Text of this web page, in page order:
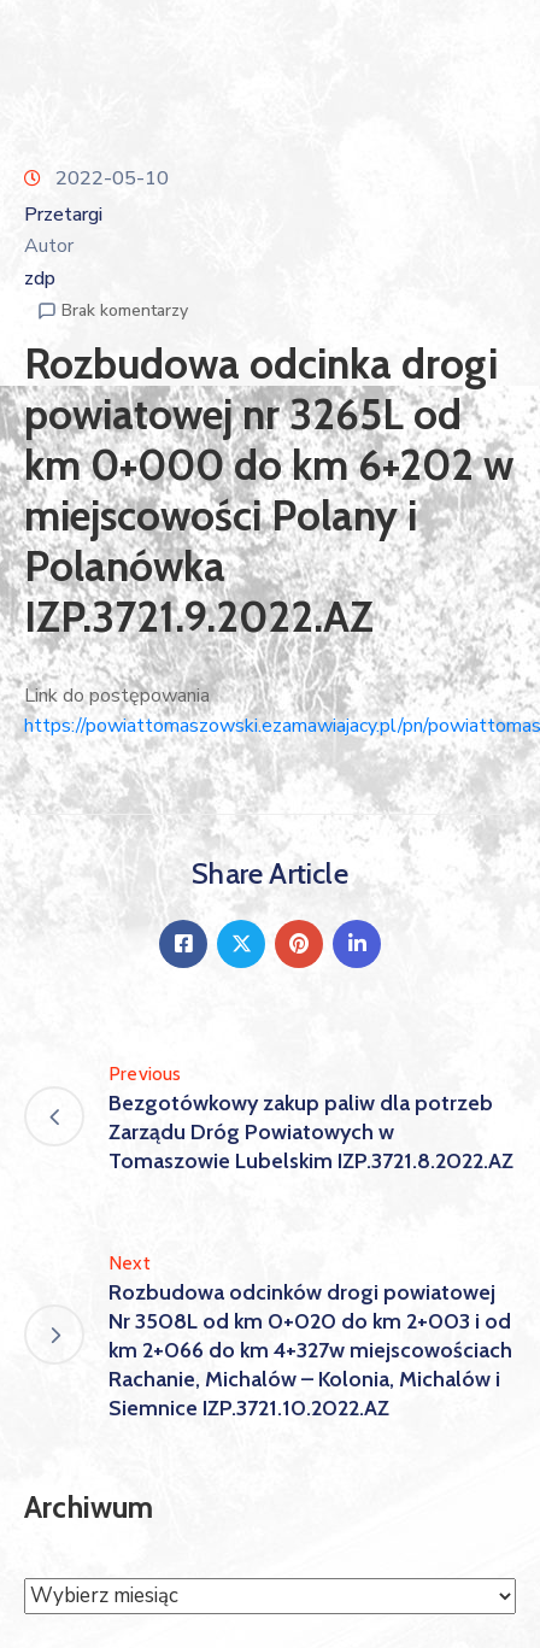
2022-05-10
Przetargi
Autor
zdp
Brak komentarzy
Rozbudowa odcinka drogi
powiatowej nr 3265L od
km 0+000 do km 6+202 w
miejscowości Polany i
Polanówka
IZP.3721.9.2022.AZ
Link do postępowania
https://powiattomaszowski.ezamawiajacy.pl/pn/
Share Article
Previous
Bezgotówkowy zakup paliw dla potrzeb
Zarządu Dróg Powiatowych w
Tomaszowie Lubelskim IZP.3721.8.2022.AZ
Next
Rozbudowa odcinków drogi powiatowej
Nr 3508L od km 0+020 do km 2+003 i od
km 2+066 do km 4+327w miejscowościach
Rachanie, Michalów – Kolonia, Michalów i
Siemnice IZP.3721.10.2022.AZ
Archiwum